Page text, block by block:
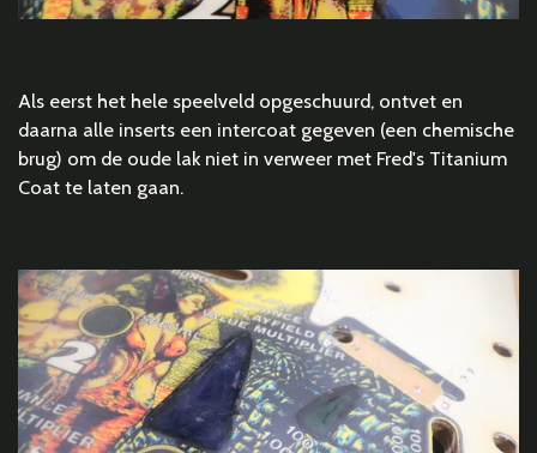
Als eerst het hele speelveld opgeschuurd, ontvet en
daarna alle inserts een intercoat gegeven (een chemische
brug) om de oude lak niet in verweer met Fred's Titanium
Coat te laten gaan.